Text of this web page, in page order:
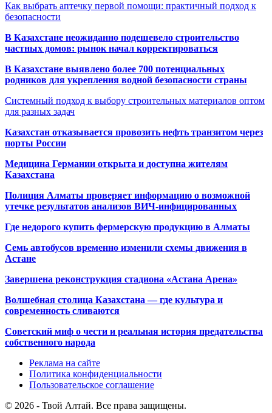
Как выбрать аптечку первой помощи: практичный подход к
безопасности
В Казахстане неожиданно подешевело строительство
частных домов: рынок начал корректироваться
В Казахстане выявлено более 700 потенциальных
родников для укрепления водной безопасности страны
Системный подход к выбору строительных материалов оптом
для разных задач
Казахстан отказывается провозить нефть транзитом через
порты России
Медицина Германии открыта и доступна жителям
Казахстана
Полиция Алматы проверяет информацию о возможной
утечке результатов анализов ВИЧ-инфицированных
Где недорого купить фермерскую продукцию в Алматы
Семь автобусов временно изменили схемы движения в
Астане
Завершена реконструкция стадиона «Астана Арена»
Волшебная столица Казахстана — где культура и
современность сливаются
Советский миф о чести и реальная история предательства
собственного народа
Реклама на сайте
Политика конфиденциальности
Пользовательское соглашение
© 2026 - Твой Алтай. Все права защищены.